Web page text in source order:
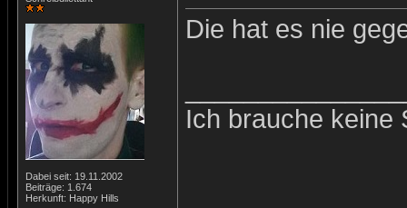
Dabei seit: 19.11.2002
Beiträge: 1.674
Herkunft: Happy Hills
Die hat es nie
Ich brauche keine